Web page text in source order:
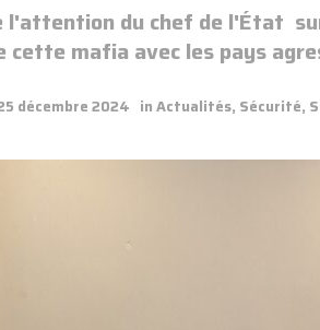
du chef de l'État sur
cette mafia avec les pays
décembre 2024 inActualités, Sécurité,